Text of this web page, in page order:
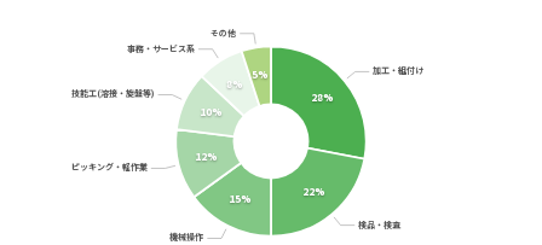
加工・組付け
28%
検品・検査
22%
機械操作
15%
ピッキング・軽作業
12%
技能工(溶接・旋盤等)
10%
事務・サービス系
8%
その他
5%